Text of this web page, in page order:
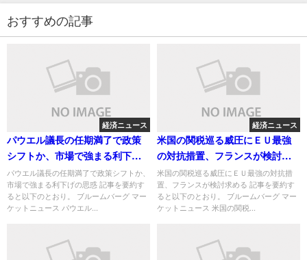
おすすめの記事
経済ニュース
パウエル議長の任期満了で政策
シフトか、市場で強まる利下げ
の思惑
パウエル議長の任期満了で政策シフトか、
市場で強まる利下げの思惑 記事を要約す
ると以下のとおり。 ブルームバーグ マー
ケットニュース パウエル...
経済ニュース
米国の関税巡る威圧にＥＵ最強
の対抗措置、フランスが検討求
める
米国の関税巡る威圧にＥＵ最強の対抗措
置、フランスが検討求める 記事を要約す
ると以下のとおり。 ブルームバーグ マー
ケットニュース 米国の関税...